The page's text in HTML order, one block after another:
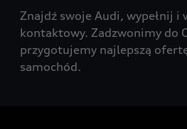
Znajdź swoje Audi, wypełnij
kontaktowy. Zadzwonimy do
przygotujemy najlepszą
samochód.